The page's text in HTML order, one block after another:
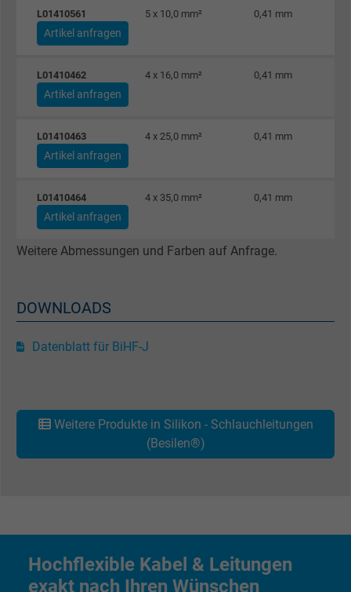
Name fr, Facebook Pixel
Laufzeit 1 Jahr
Zweck
Anzeigenausrichtung und
Name m_pixel_ration, Facebook Pixel
Anbieter Facebook Ireland Ltd.
Zweck
Anzeigenausrichtung und
Anbieter Facebook Ireland Ltd.
1 Jahr
Anbieter Facebook Ireland Ltd.
L01410561 5 x 10,0 mm² 0,41 mm
Artikel anfragen
L01410462 4 x 16,0 mm² 0,41 mm
Artikel anfragen
L01410463 4 x 25,0 mm² 0,41 mm
Artikel anfragen
L01410464 4 x 35,0 mm² 0,41 mm
Artikel anfragen
Weitere Abmessungen und Farben auf Anfrage.
DOWNLOADS
Datenblatt für BiHF-J
Weitere Produkte in Silikon - Schlauchleitungen
(Besilen®)
Hochflexible Kabel & Leitungen
exakt nach Ihren Wünschen